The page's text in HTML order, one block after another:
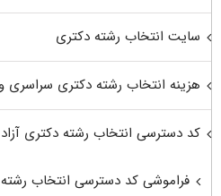
سایت انتخاب رشته دکتری
هزینه انتخاب رشته دکتری سراسری و
کد دسترسی انتخاب رشته دکتری آزاد
فراموشی کد دسترسی انتخاب رشته